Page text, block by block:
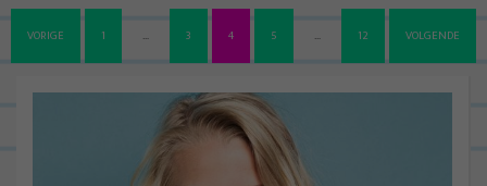
B
e
r
i
c
VORIGE 1 … 3 4 5 … 12 VOLGENDE